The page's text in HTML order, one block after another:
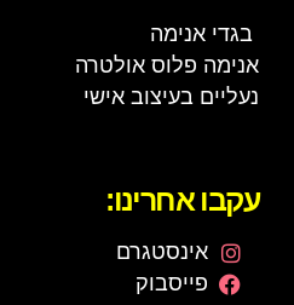
בגדי אנימה
אנימה פלוס אולטרה
נעליים בעיצוב אישי
עקבו אחרינו:
אינסטגרם
פייסבוק